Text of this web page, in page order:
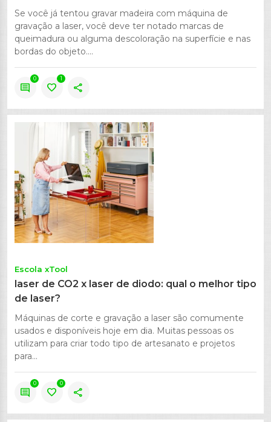
Se você já tentou gravar madeira com máquina de
gravação a laser, você deve ter notado marcas de
queimadura ou alguma descoloração na superfície e nas
bordas do objeto....
comment
0
favorite
1
share
Escola xTool
laser de CO2 x laser de diodo: qual o melhor tipo
de laser?
Máquinas de corte e gravação a laser são comumente
usados ​​​​e disponíveis hoje em dia. Muitas pessoas os
utilizam para criar todo tipo de artesanato e projetos
para...
comment
0
favorite
0
share